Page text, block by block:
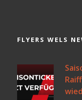
FLYERS WELS